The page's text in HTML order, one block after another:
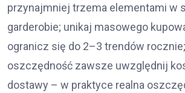
przynajmniej trzema elementami w
garderobie; unikaj masowego
ogranicz się do 2–3 trendów
oszczędność zawsze uwzględnij
dostawy – w praktyce realna